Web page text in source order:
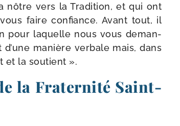
nôtre vers la Tradition, et qui ont
faire confiance. Avant tout, il
pour laquelle nous vous deman­
manière ver­bale mais, dans
et la soutient ».
la Fraternité Saint-​